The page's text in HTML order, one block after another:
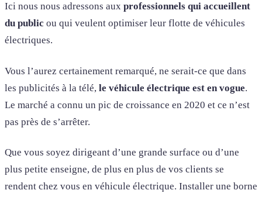
Ici nous nous adressons aux professionnels qui accueillent
du public ou qui veulent optimiser leur flotte de véhicules
électriques.
Vous l’aurez certainement remarqué, ne serait-ce que dans
les publicités à la télé, le véhicule électrique est en vogue.
Le marché a connu un pic de croissance en 2020 et ce n’est
pas près de s’arrêter.
Que vous soyez dirigeant d’une grande surface ou d’une
plus petite enseigne, de plus en plus de vos clients se
rendent chez vous en véhicule électrique. Installer une borne